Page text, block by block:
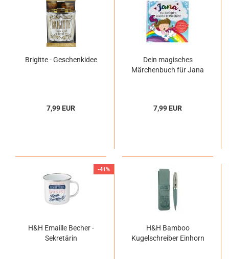
Brigitte - Geschenkidee
7,99 EUR
Dein magisches
Märchenbuch für Jana
7,99 EUR
-41%
H&H Emaille Becher -
Sekretärin
H&H Bamboo
Kugelschreiber Einhorn